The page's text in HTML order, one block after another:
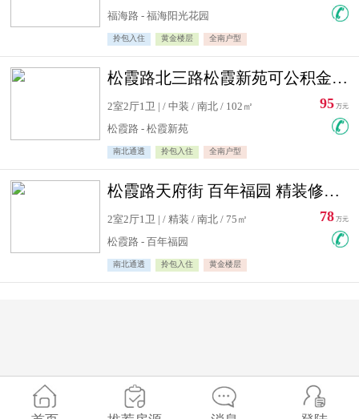
福海路 - 福海阳光花园
拎包入住 黄金楼层 全南户型
松霞路北三路松霞新苑可公积金贷款北小区南北通透住宅急售
2室2厅1卫 | / 中装 / 南北 / 102㎡
松霞路 - 松霞新苑
南北通透 拎包入住 全南户型
95 万元
松霞路天府街 百年福园 精装修住宅急售
2室2厅1卫 | / 精装 / 南北 / 75㎡
松霞路 - 百年福园
南北通透 拎包入住 黄金楼层
78 万元